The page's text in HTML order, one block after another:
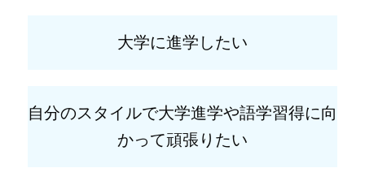
大学に進学したい
自分のスタイルで大学進学や語学習得に向
かって頑張りたい